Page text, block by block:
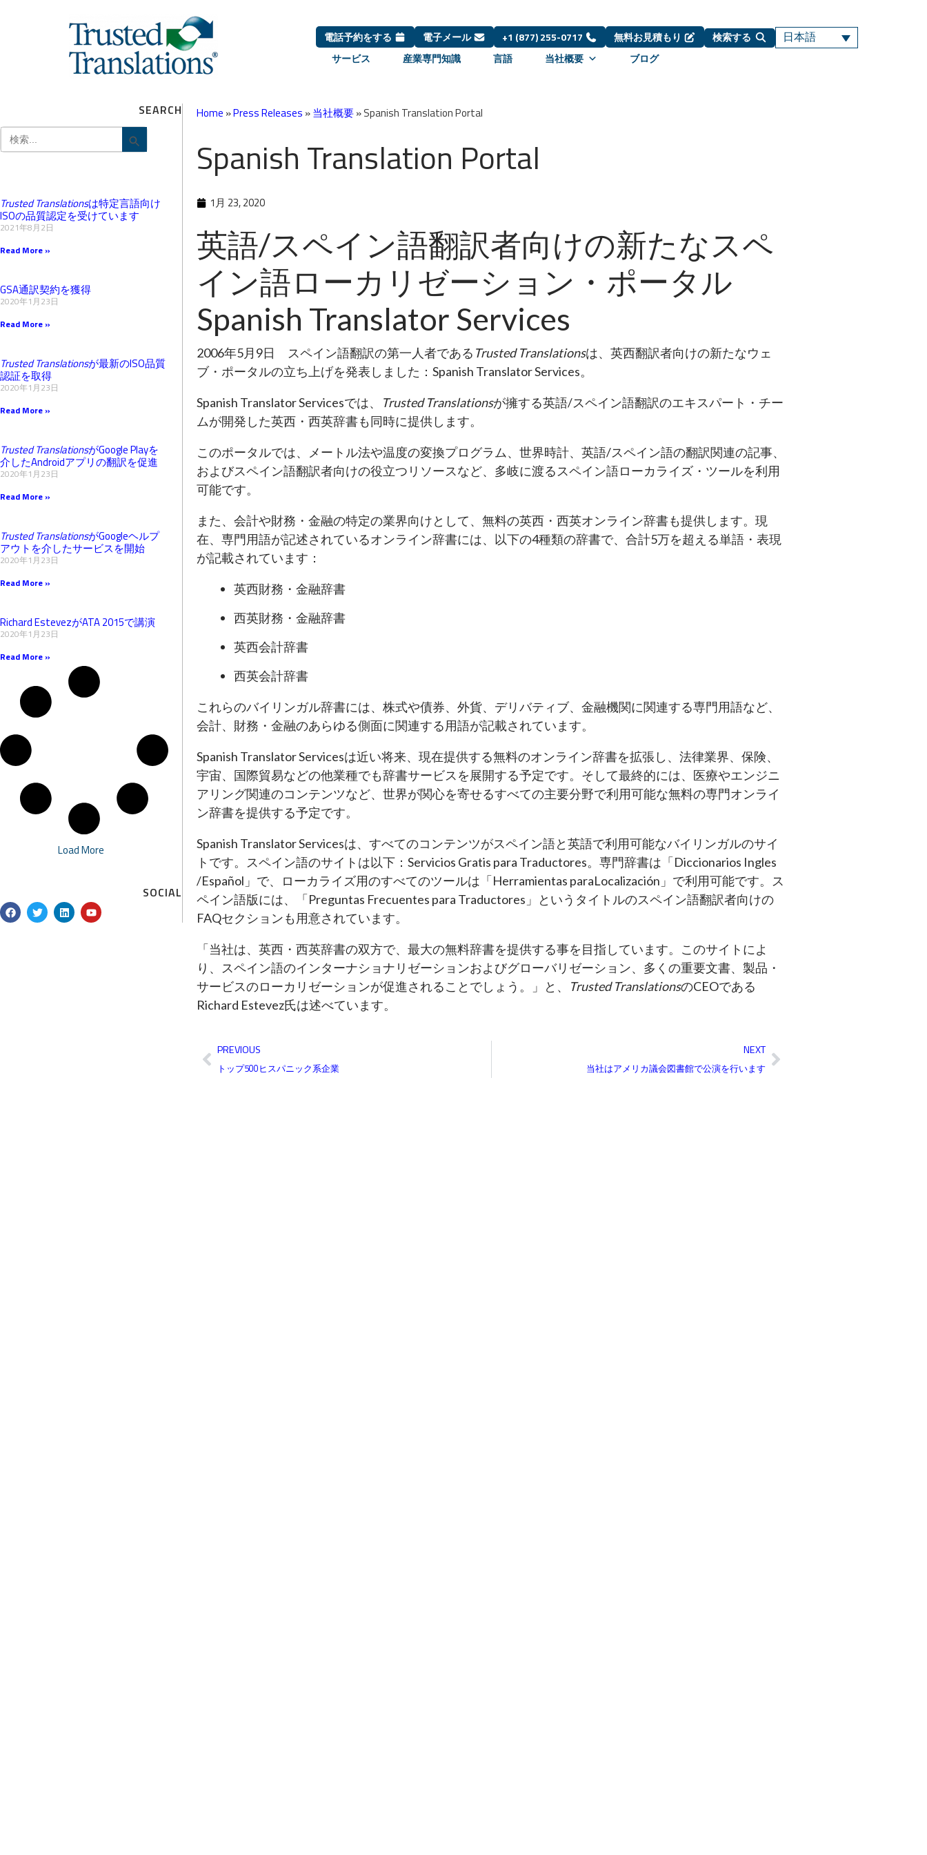
電話予約をする 電子メール +1 (877) 255-0717 無料お見積もり 検索する 日本語
サービス 産業専門知識 言語 当社概要 ブログ
SEARCH
Search
for: Search Button
Trusted Translationsは特定言語向け
ISOの品質認定を受けています
2021年8月2日
Read More »
GSA通訳契約を獲得
2020年1月23日
Read More »
Trusted Translationsが最新のISO品質
認証を取得
2020年1月23日
Read More »
Trusted TranslationsがGoogle Playを
介したAndroidアプリの翻訳を促進
2020年1月23日
Read More »
Trusted TranslationsがGoogleヘルプ
アウトを介したサービスを開始
2020年1月23日
Read More »
Richard EstevezがATA 2015で講演
2020年1月23日
Read More »
Load More
SOCIAL
F
a
c
T
w
i
L
i
n
Y
o
u
Home »Press Releases »当社概要»Spanish Translation Portal
Spanish Translation Portal
1月 23, 2020
英語/スペイン語翻訳者向けの新たなスペ
イン語ローカリゼーション・ポータル
Spanish Translator Services
2006年5月9日 スペイン語翻訳の第一人者である Trusted Translationsは、英西翻訳者向けの新たなウェ
ブ・ポータルの立ち上げを発表しました：Spanish Translator Services。
Spanish Translator Servicesでは、 Trusted Translationsが擁する英語/スペイン語翻訳のエキスパート・チー
ムが開発した英西・西英辞書も同時に提供します。
このポータルでは、メートル法や温度の変換プログラム、世界時計、英語/スペイン語の翻訳関連の記事、
およびスペイン語翻訳者向けの役立つリソースなど、多岐に渡るスペイン語ローカライズ・ツールを利用
可能です。
また、会計や財務・金融の特定の業界向けとして、無料の英西・西英オンライン辞書も提供します。現
在、専門用語が記述されているオンライン辞書には、以下の4種類の辞書で、合計5万を超える単語・表現
が記載されています：
英西財務・金融辞書
西英財務・金融辞書
英西会計辞書
西英会計辞書
これらのバイリンガル辞書には、株式や債券、外貨、デリバティブ、金融機関に関連する専門用語など、
会計、財務・金融のあらゆる側面に関連する用語が記載されています。
Spanish Translator Servicesは近い将来、現在提供する無料のオンライン辞書を拡張し、法律業界、保険、
宇宙、国際貿易などの他業種でも辞書サービスを展開する予定です。そして最終的には、医療やエンジニ
アリング関連のコンテンツなど、世界が関心を寄せるすべての主要分野で利用可能な無料の専門オンライ
ン辞書を提供する予定です。
Spanish Translator Servicesは、すべてのコンテンツがスペイン語と英語で利用可能なバイリンガルのサイ
トです。スペイン語のサイトは以下：Servicios Gratis para Traductores。専門辞書は「Diccionarios Ingles
/Español」で、ローカライズ用のすべてのツールは「Herramientas paraLocalización」で利用可能です。ス
ペイン語版には、「Preguntas Frecuentes para Traductores」というタイトルのスペイン語翻訳者向けの
FAQセクションも用意されています。
「当社は、英西・西英辞書の双方で、最大の無料辞書を提供する事を目指しています。このサイトによ
り、スペイン語のインターナショナリゼーションおよびグローバリゼーション、多くの重要文書、製品・
サービスのローカリゼーションが促進されることでしょう。」と、
Trusted TranslationsのCEOである
Richard Estevez氏は述べています。
Prev
PREVIOUS
トップ500ヒスパニック系企業
NEXT
当社はアメリカ議会図書館で公演を行います
Next